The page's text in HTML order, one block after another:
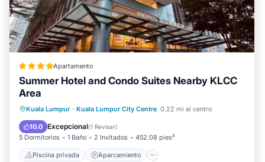
Apartamento
Summer Hotel and Condo Suites Nearby KLCC
Area
Kuala Lumpur · Kuala Lumpur City Centre 0.22 mi al centro
10.0 Excepcional(1 Revisar)
5 Dormitorios 1 Baño 2 Invitados 452.08 pies²
Piscina privada Aparcamiento
Piscina privada
Aparcamiento
Piscina
Vistas